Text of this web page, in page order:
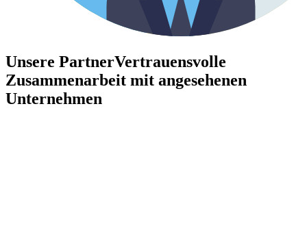
Unsere PartnerVertrauensvolle
Zusammenarbeit mit angesehenen
Unternehmen